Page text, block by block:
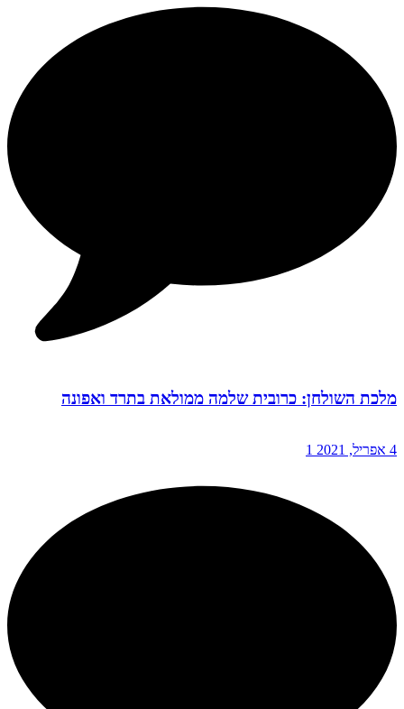
מלכת השולחן: כרובית שלמה ממולאת בתרד ואפונה
4 אפריל, 2021 1